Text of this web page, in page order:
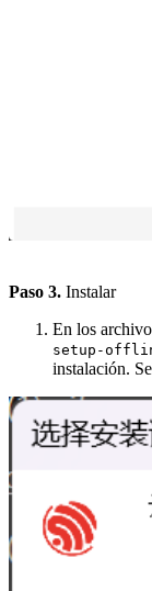
Paso 3. Instalar
En los
setup-
instalación.